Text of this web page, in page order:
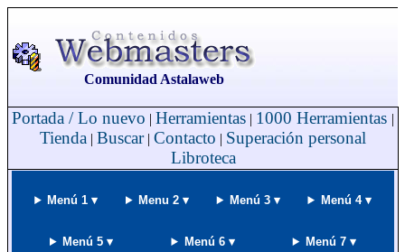
Comunidad Astalaweb
Portada / Lo nuevo | Herramientas | 1000 Herramientas |
Tienda | Buscar| Contacto | Superación personal
Libroteca
Menú 1 ▾ Menu 2 ▾ Menú 3 ▾ Menú 4 ▾
Menú 5 ▾ Menú 6 ▾ Menú 7 ▾